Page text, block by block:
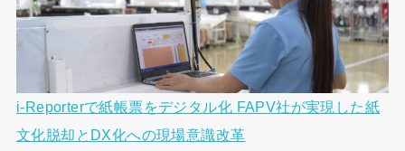
i-Reporterで紙帳票をデジタル化 FAPV社が実現した紙
文化脱却とDX化への現場意識改革